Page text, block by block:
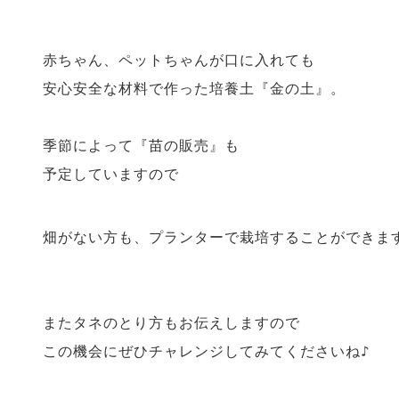
赤ちゃん、ペットちゃんが口に入れても
安心安全な材料で作った培養土『金の土』。
季節によって『苗の販売』も
予定していますので
畑がない方も、プランターで栽培することができま
またタネのとり方もお伝えしますので
この機会にぜひチャレンジしてみてくださいね♪